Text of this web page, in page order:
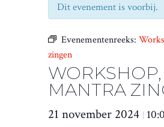
Dit evenement is voorbij.
Evenementenreeks:
zingen
WORKSHOP,
MANTRA
21 november 2024